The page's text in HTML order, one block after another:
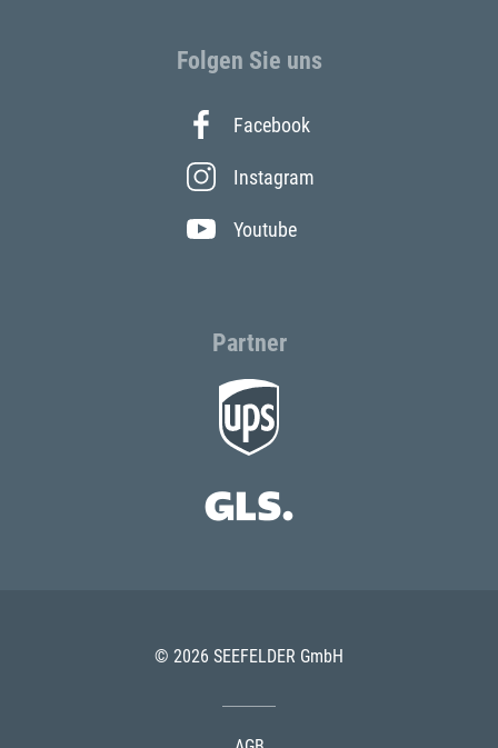
Folgen Sie uns
Facebook
Instagram
Youtube
Partner
© 2026 SEEFELDER GmbH